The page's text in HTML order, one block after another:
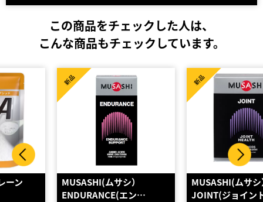
この商品をチェックした人は、
こんな商品もチェックしています。
MUSASHI(ムサシ）
ENDURANCE(エン…
新品
MUSASHI(ムサシ）
JOINT(ジョイント)…